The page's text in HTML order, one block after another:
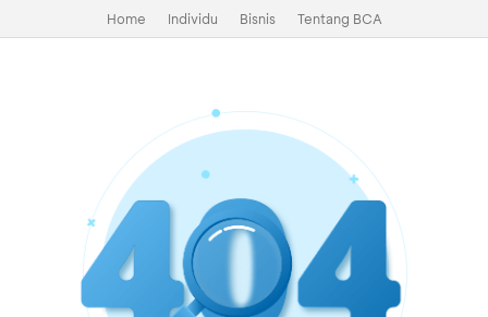
Home Individu Bisnis Tentang BCA